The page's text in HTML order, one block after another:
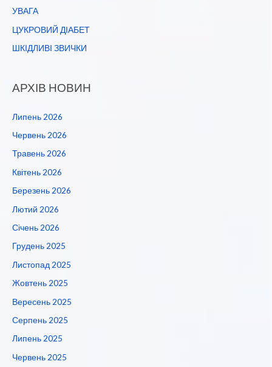
УВАГА
ЦУКРОВИЙ ДІАБЕТ
ШКІДЛИВІ ЗВИЧКИ
АРХІВ НОВИН
Липень 2026
Червень 2026
Травень 2026
Квітень 2026
Березень 2026
Лютий 2026
Січень 2026
Грудень 2025
Листопад 2025
Жовтень 2025
Вересень 2025
Серпень 2025
Липень 2025
Червень 2025